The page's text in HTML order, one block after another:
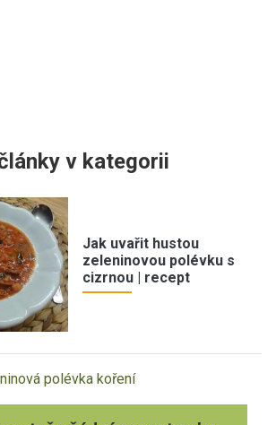
v kategorii
Jak uvařit hustou
zeleninovou polévku s
cizrnou | recept
polévka koření